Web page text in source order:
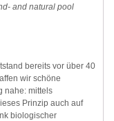
and natural pool
bereits vor über 40
wir schöne
nahe: mittels
Prinzip auch auf
biologischer